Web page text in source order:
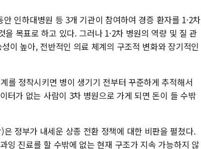
인하대병원 등 3개 기관이 참여하여 경증 환자를 1·2차
목표로 하고 있다. 그러나 1·2차 병원의 역량 및 질 관
이 높아, 전반적인 의료 체계의 구조적 변화와 장기적인
를 정착시키면 병이 생기기 전부터 꾸준하게 추적해서
터가 없는 사람이 3차 병원으로 가게 되면 돈이 들 수밖
정부가 내세운 상종 전환 정책에 대한 비판을 펼쳤다.
잉 진료를 할 수밖에 없는 현재 구조가 지속 가능하지 않